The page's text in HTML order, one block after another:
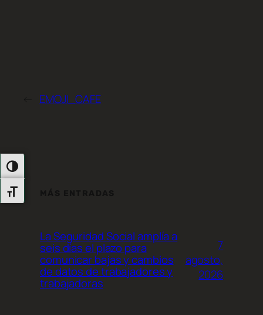
Alternar Alto Contraste
Alternar Tamaño De Letra
EMOJI_CAFE
La Seguridad Social amplía a
seis días el plazo para
comunicar bajas y cambios
de datos de trabajadores y
trabajadoras
7
agosto,
2026